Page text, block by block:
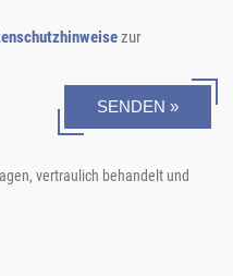
zur
SENDEN »
vertraulich behandelt und